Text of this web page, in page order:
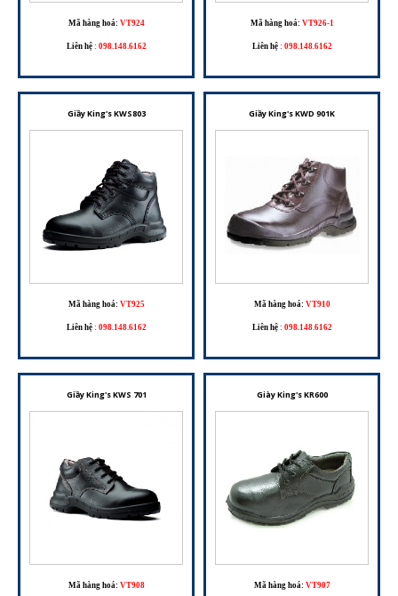
Mã hàng hoá: VT924
Liên hệ : 098.148.6162
Mã hàng hoá: VT926-1
Liên hệ : 098.148.6162
Giầy King's KWS803
Mã hàng hoá: VT925
Liên hệ : 098.148.6162
Giầy King's KWD 901K
Mã hàng hoá: VT910
Liên hệ : 098.148.6162
Giầy King's KWS 701
Mã hàng hoá: VT908
Giày King's KR600
Mã hàng hoá: VT907